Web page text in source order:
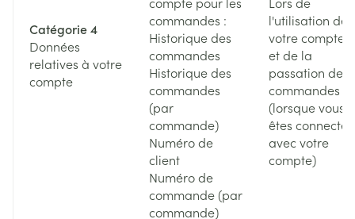
Catégorie 4
Données
relatives à votre
compte
commandes :
Historique des
commandes
Historique des
commandes
(par
commande)
Numéro de
client
Numéro de
commande (par
commande)
l'utilisation de
votre compte
et de la
passation de
commandes
(lorsque vous
êtes connecté
avec votre
compte)